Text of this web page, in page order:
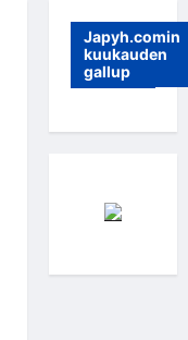
Japyh.comin
kuukauden
gallup